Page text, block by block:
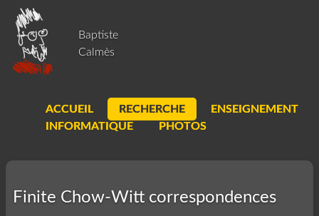
Baptiste
Calmès
ACCUEIL RECHERCHE
ENSEIGNEMENT
INFORMATIQUE
PHOTOS
Finite Chow-Witt correspondences